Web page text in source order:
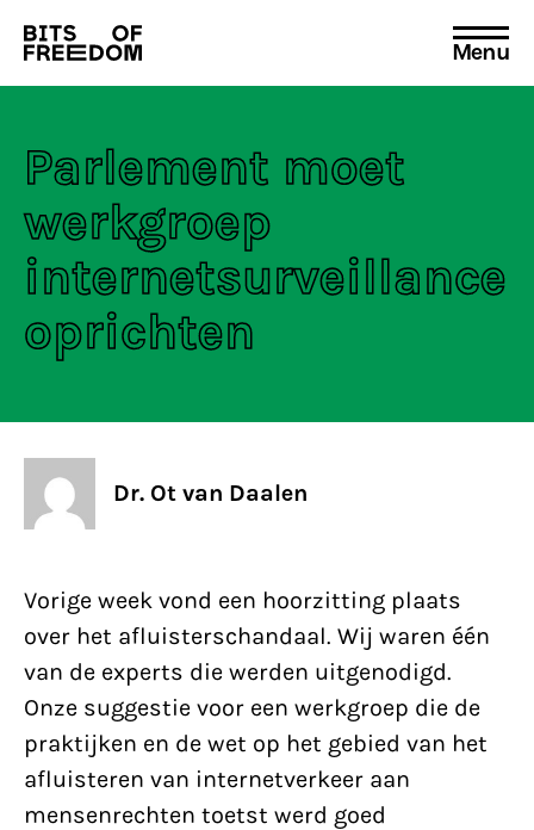
Search
for:
Menu
Parlement moet
werkgroep
internetsurveillance
oprichten
Dr. Ot van Daalen
Vorige week vond een hoorzitting plaats
over het afluisterschandaal. Wij waren één
van de experts die werden uitgenodigd.
Onze suggestie voor een werkgroep die de
praktijken en de wet op het gebied van het
afluisteren van internetverkeer aan
mensenrechten toetst werd goed